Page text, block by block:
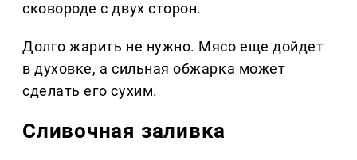
сковороде с двух сторон.
Долго жарить не нужно. Мясо еще дойдет
в духовке, а сильная обжарка может
сделать его сухим.
Сливочная заливка